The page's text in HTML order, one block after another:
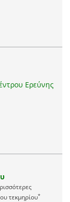
Ερεύνης
τεκμηρίου*